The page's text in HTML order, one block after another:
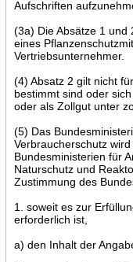
Aufschriften
(3a) Die Absätze 1 und
eines
Vertriebsunternehmer.
(4) Absatz 2 gilt nicht
bestimmt sind oder
oder als Zollgut unter
(5) Das
Verbraucherschutz
Bundesministerien für
Naturschutz und
Zustimmung des
1. soweit es zur
erforderlich ist,
a) den Inhalt der